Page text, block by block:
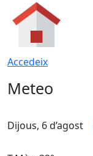
Accedeix
Meteo
Dijous, 6 d’agost